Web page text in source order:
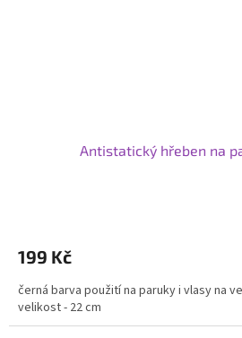
Antistatický hřeben na
199 Kč
černá barva použití na paruky i vlasy na
velikost - 22 cm